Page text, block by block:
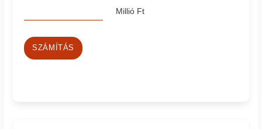
Millió Ft
SZÁMÍTÁS